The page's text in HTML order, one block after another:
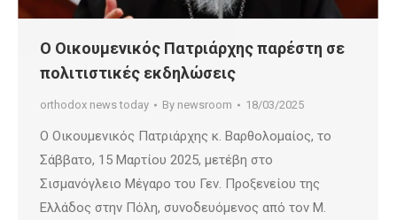
Ο Οικουμενικός Πατριάρχης παρέστη σε
πολιτιστικές εκδηλώσεις
orthodox news today By newsroom 18/03/2025
Ο Οικουμενικός Πατριάρχης κ. Βαρθολομαίος, το
Σάββατο, 15 Μαρτίου 2025, μετέβη στο
Σισμανόγλειο Μέγαρο του Γεν. Προξενείου της
Ελλάδος στην Πόλη, συνοδευόμενος από τον Μ.